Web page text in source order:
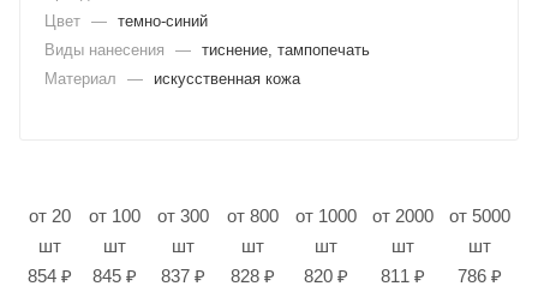
Цвет — темно-синий
Виды нанесения
— тиснение, тампопечать
Материал
— искусственная кожа
от 20
шт
854 ₽
от 100
шт
845 ₽
от 300
шт
837 ₽
от 800
шт
828 ₽
от 1000
шт
820 ₽
от 2000
шт
811 ₽
от 5000
шт
786 ₽